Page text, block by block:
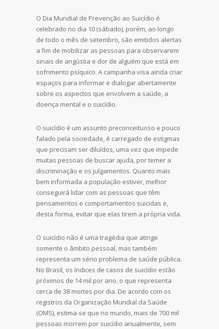
O Dia Mundial de Prevenção ao Suicídio é
celebrado no dia 10 (sábado), porém, ao longo
de todo o mês de setembro, são emitidos alertas
a fim de mobilizar as pessoas para observarem
sinais de angústia e dor de alguém que está em
sofrimento psíquico. A campanha visa ainda criar
espaços para informar e dialogar abertamente
sobre os aspectos que envolvem a saúde, a
doença mental e o suicídio.
O suicídio é um assunto preconceituoso e pouco
falado pela sociedade, é carregado de estigmas
que precisam ser diluídos, uma vez que impede
muitas pessoas de buscar ajuda, por temer a
discriminação e os julgamentos. Quanto mais
bem informada a população estiver, melhor
conseguirá lidar com as pessoas que têm
pensamentos e comportamentos suicidas e,
desta forma, evitar que elas tirem a própria vida.
O suicídio não é uma tragédia que atinge
somente o âmbito pessoal, mas também
representa um sério problema de saúde pública.
No Brasil, os índices de casos de suicídio estão
próximos de 14 mil por ano, o que representa
cerca de 38 mortes por dia. De acordo com os
registros da Organização Mundial da Saúde
(OMS), estima-se que no mundo, mais de 700 mil
pessoas morrem por suicídio anualmente, sem